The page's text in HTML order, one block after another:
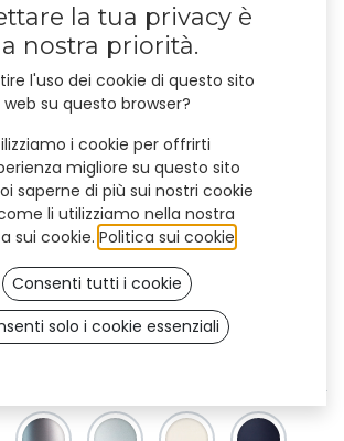
(OneFit)
la tua privacy è
nostra priorità.
l'uso dei cookie di questo sito
web su questo browser?
i cookie per offrirti
migliore su questo sito
saperne di più sui nostri cookie
li utilizziamo nella nostra
sui cookie. Politica sui cookie
Consenti tutti i cookie
solo i cookie essenziali